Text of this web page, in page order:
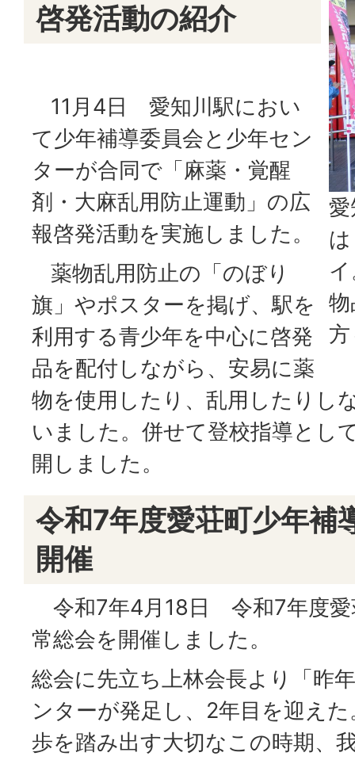
啓発活動の紹介
11月4日 愛知川駅におい
て少年補導委員会と少年セン
ターが合同で「麻薬・覚醒
剤・大麻乱用防止運動」の広
報啓発活動を実施しました。
薬物乱用防止の「のぼり
旗」やポスターを掲げ、駅を
利用する青少年を中心に啓発
品を配付しながら、安易に薬
物を使用したり、乱用したりし
いました。併せて登校指導とし
開しました。
令和7年度愛荘町少年補
開催
令和7年4月18日 令和7年度愛
常総会を開催しました。
総会に先立ち上林会長より「昨
ンターが発足し、2年目を迎え
歩を踏み出す大切なこの時期、